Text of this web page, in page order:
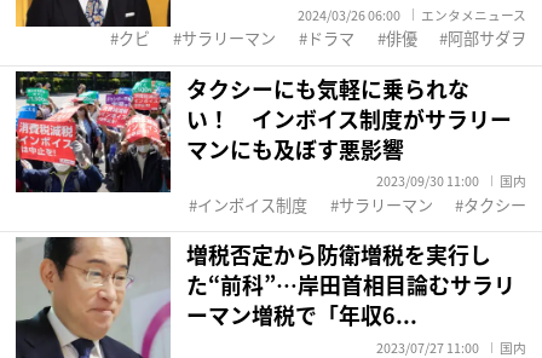
2024/03/26 06:00 エンタメニュース
クビ サラリーマン ドラマ 俳優 阿部サダヲ
タクシーにも気軽に乗られな
い！ インボイス制度がサラリー
マンにも及ぼす悪影響
2023/09/30 11:00 国内
インボイス制度 サラリーマン タクシー
増税否定から防衛増税を実行し
た“前科”…岸田首相目論むサラリ
ーマン増税で「年収6...
2023/07/27 11:00 国内